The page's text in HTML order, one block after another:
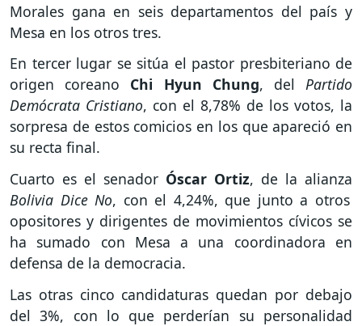
Morales gana en seis departamentos del país y
Mesa en los otros tres.
En tercer lugar se sitúa el pastor presbiteriano de
origen coreano Chi Hyun Chung, delPartido
Demócrata Cristiano, con el 8,78% de los votos, la
sorpresa de estos comicios en los que apareció en
su recta final.
Cuarto es el senador Óscar Ortiz, de la alianza
Bolivia Dice No, con el 4,24%, que junto a otros
opositores y dirigentes de movimientos cívicos se
ha sumado con Mesa a una coordinadora en
defensa de la democracia.
Las otras cinco candidaturas quedan por debajo
del 3%, con lo que perderían su personalidad